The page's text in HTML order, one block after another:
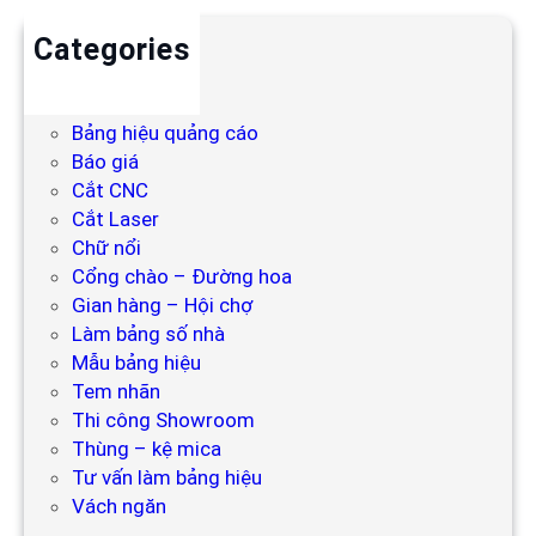
Categories
Bảng hiệu quảng cáo
Báo giá
Cắt CNC
Cắt Laser
Chữ nổi
Cổng chào – Đường hoa
Gian hàng – Hội chợ
Làm bảng số nhà
Mẫu bảng hiệu
Tem nhãn
Thi công Showroom
Thùng – kệ mica
Tư vấn làm bảng hiệu
Vách ngăn